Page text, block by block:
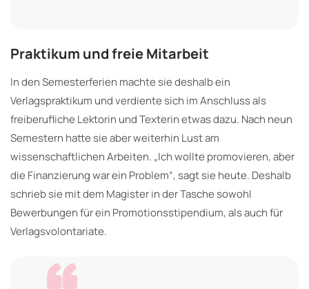
Praktikum und freie Mitarbeit
In den Semesterferien machte sie deshalb ein
Verlagspraktikum und verdiente sich im Anschluss als
freiberufliche Lektorin und Texterin etwas dazu. Nach neun
Semestern hatte sie aber weiterhin Lust am
wissenschaftlichen Arbeiten. „Ich wollte promovieren, aber
die Finanzierung war ein Problem“, sagt sie heute. Deshalb
schrieb sie mit dem Magister in der Tasche sowohl
Bewerbungen für ein Promotionsstipendium, als auch für
Verlagsvolontariate.